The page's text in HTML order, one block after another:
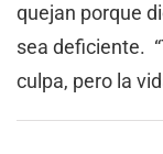
quejan porque
sea deficiente.
culpa, pero la